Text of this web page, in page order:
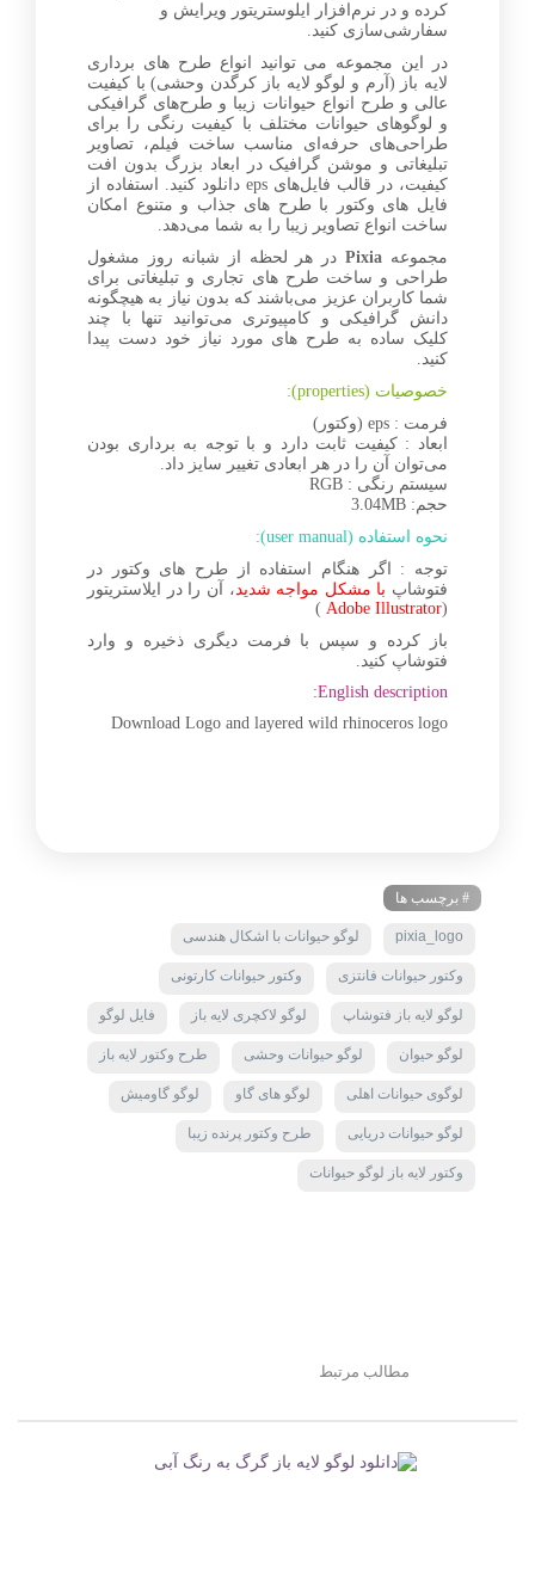
کرده و در نرم‌افزار ایلوستریتور ویرایش و
سفارشی‌سازی کنید.
در این مجموعه می توانید انواع طرح های برداری
لایه باز (آرم و لوگو لایه باز کرگدن وحشی) با کیفیت
عالی و طرح انواع حیوانات زیبا و طرح‌های گرافیکی
و لوگوهای حیوانات مختلف با کیفیت رنگی را برای
طراحی‌های حرفه‌ای مناسب ساخت فیلم، تصاویر
تبلیغاتی و موشن گرافیک در ابعاد بزرگ بدون افت
کیفیت، در قالب فایل‌های eps دانلود کنید. استفاده از
فایل های وکتور با طرح های جذاب و متنوع امکان
ساخت انواع تصاویر زیبا را به شما می‌دهد.
مجموعه Pixia در هر لحظه از شبانه روز مشغول
طراحی و ساخت طرح های تجاری و تبلیغاتی برای
شما کاربران عزیز می‌باشند که بدون نیاز به هیچگونه
دانش گرافیکی و کامپیوتری می‌توانید تنها با چند
کلیک ساده به طرح های مورد نیاز خود دست پیدا
کنید.
خصوصیات (properties):
فرمت : eps (وکتور)
ابعاد : کیفیت ثابت دارد و با توجه به برداری بودن
می‌توان آن را در هر ابعادی تغییر سایز داد.
سیستم رنگی : RGB
حجم: 3.04MB
نحوه استفاده (user manual):
توجه : اگر هنگام استفاده از طرح های وکتور در
فتوشاپ با مشکل مواجه شدید، آن را در ایلاستریتور
(
Adobe Illustrator
)
باز کرده و سپس با فرمت دیگری ذخیره و وارد
فتوشاپ کنید.
English description:
Download Logo and layered wild rhinoceros logo
# برچسب ها
pixia_logo لوگو حیوانات با اشکال هندسی
وکتور حیوانات فانتزی وکتور حیوانات کارتونی
لوگو لایه باز فتوشاپ لوگو لاکچری لایه باز فایل لوگو
لوگو حیوان لوگو حیوانات وحشی طرح وکتور لایه باز
لوگوی حیوانات اهلی لوگو های گاو لوگو گاومیش
لوگو حیوانات دریایی طرح وکتور پرنده زیبا
وکتور لایه باز لوگو حیوانات
مطالب مرتبط